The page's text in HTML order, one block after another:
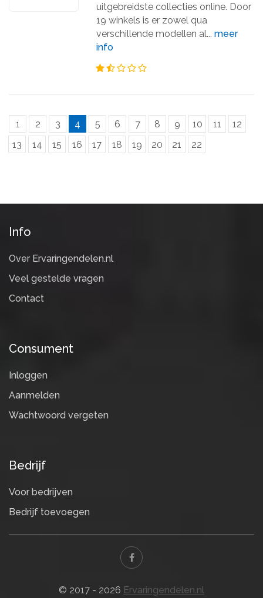
uitgebreidste collecties online. Door
19 winkels is er zowel qua
verschillende modellen al...meer
info
1 2 3 4 5 6 7 8 9 10 11
12
13
14 15 16 17 18 19 20 21 22
Info
Over Ervaringendelen.nl
Veel gestelde vragen
Contact
Consument
Inloggen
Aanmelden
Wachtwoord vergeten
Bedrijf
Voor bedrijven
Bedrijf toevoegen
© 2017 - 2026 Ervaringendelen.nl